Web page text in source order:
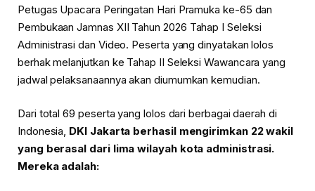
Petugas Upacara Peringatan Hari Pramuka ke-65 dan
Pembukaan Jamnas XII Tahun 2026 Tahap I Seleksi
Administrasi dan Video. Peserta yang dinyatakan lolos
berhak melanjutkan ke Tahap II Seleksi Wawancara yang
jadwal pelaksanaannya akan diumumkan kemudian.
Dari total 69 peserta yang lolos dari berbagai daerah di
Indonesia, DKI Jakarta berhasil mengirimkan 22 wakil
yang berasal dari lima wilayah kota administrasi.
Mereka adalah: